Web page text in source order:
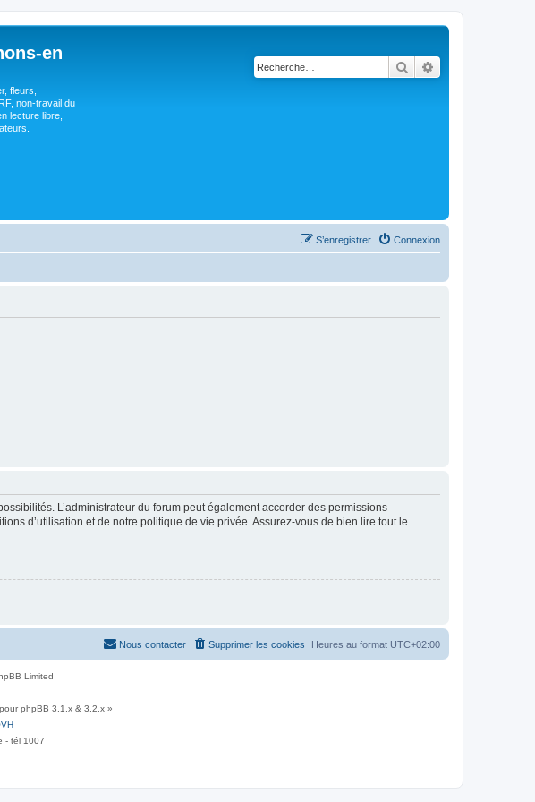
en
fleurs,
non-travail du
lecture libre,
Rechercher
Connexion
S’enregistrer
L’administrateur du forum peut également accorder des permissions
d’utilisation et de notre politique de vie privée. Assurez-vous de bien lire tout le
Heures au format UTC+02:00
Supprimer les cookies
Nous contacter
Limited
phpBB 3.1.x & 3.2.x »
- tél 1007